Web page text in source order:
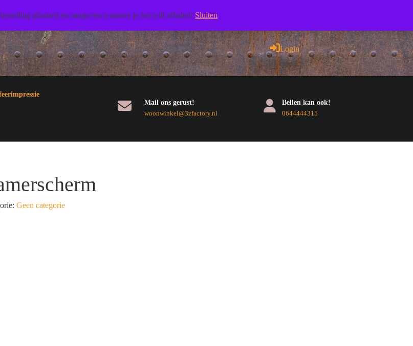
LoginLogin
Mail ons gerust!
woonwinkel@3zfactory.nlE-
Bellen kan ook!
0644444315Telefoonnummer
Geen categorie
plaatsen en aangeven wanneer je het wilt afhalen! Sluiten